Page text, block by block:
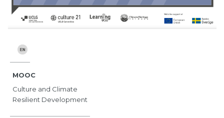
MOOC
Culture and Climate
Resilient Development